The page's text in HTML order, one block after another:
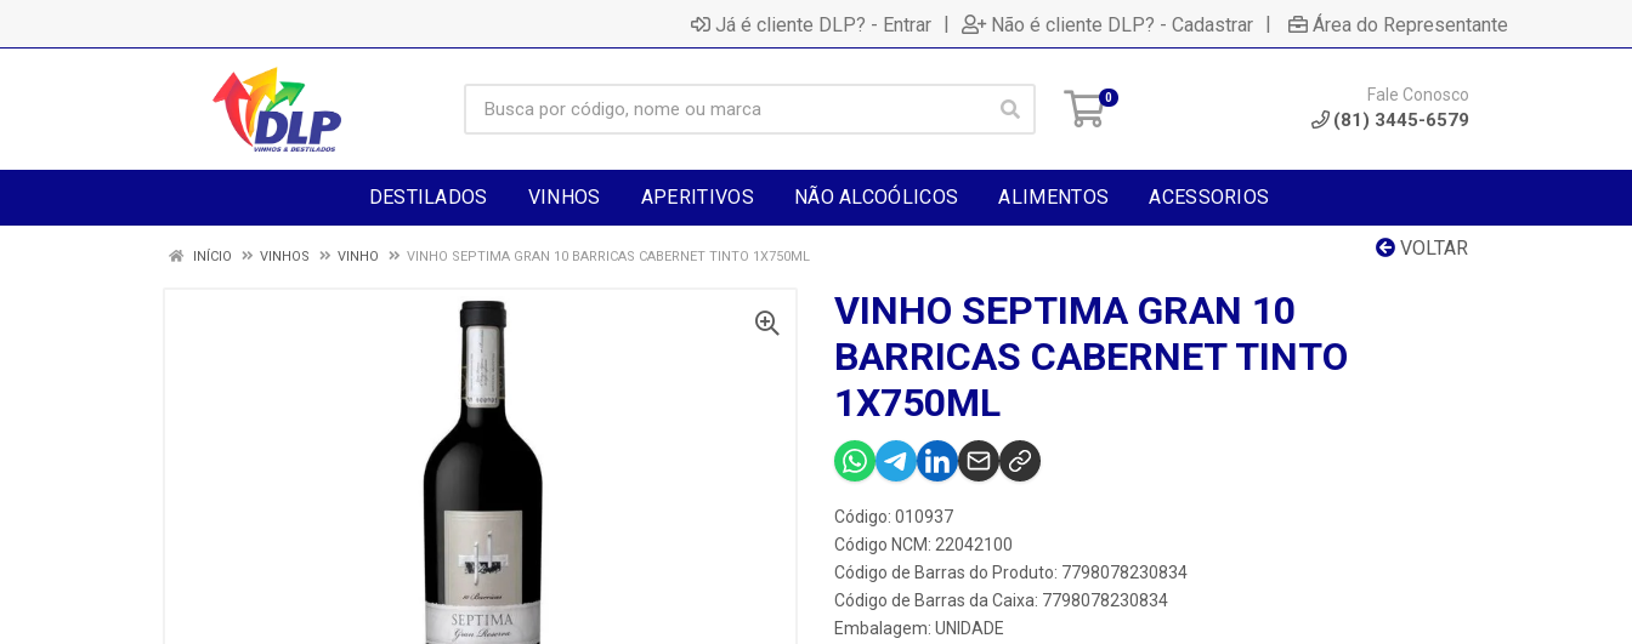
Já é cliente DLP? - Entrar | Não é cliente DLP? - Cadastrar | Área do Representante
0 Fale Conosco
(81) 3445-6579
DESTILADOS VINHOS APERITIVOS NÃO ALCOÓLICOS ALIMENTOS ACESSORIOS
VOLTAR
INÍCIO VINHOS VINHO VINHO SEPTIMA GRAN 10 BARRICAS CABERNET TINTO 1X750ML
VINHO SEPTIMA GRAN 10
BARRICAS CABERNET TINTO
1X750ML
Código: 010937
Código NCM: 22042100
Código de Barras do Produto: 7798078230834
Código de Barras da Caixa: 7798078230834
Embalagem: UNIDADE